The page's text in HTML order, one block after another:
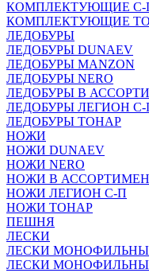
КОМПЛЕКТУЮЩИЕ С-
КОМПЛЕКТУЮЩИЕ
ЛЕДОБУРЫ
ЛЕДОБУРЫ DUNAEV
ЛЕДОБУРЫ MANZON
ЛЕДОБУРЫ NERO
ЛЕДОБУРЫ В
ЛЕДОБУРЫ ЛЕГИОН С-
ЛЕДОБУРЫ ТОНАР
НОЖИ
НОЖИ DUNAEV
НОЖИ NERO
НОЖИ В
НОЖИ ЛЕГИОН С-П
НОЖИ ТОНАР
ПЕШНЯ
ЛЕСКИ
ЛЕСКИ
ЛЕСКИ МОНОФИЛЬНЫЕ